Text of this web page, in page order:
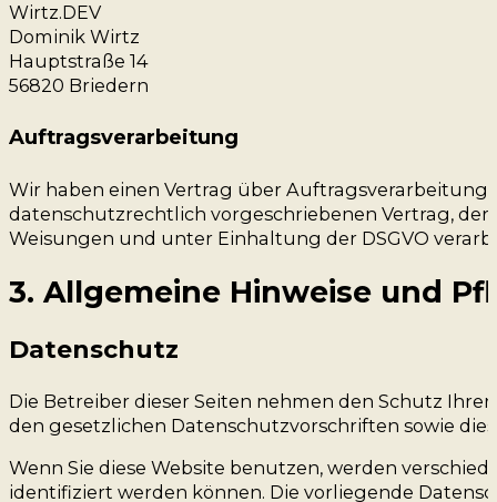
Wirtz.DEV
Dominik Wirtz
Hauptstraße 14
56820 Briedern
Auftragsverarbeitung
Wir haben einen Vertrag über Auftragsverarbeitung
datenschutzrechtlich vorgeschriebenen Vertrag,
Weisungen und unter Einhaltung der DSGVO
3. Allgemeine Hinweise und
Datenschutz
Die Betreiber dieser Seiten nehmen den Schutz
den gesetzlichen Datenschutzvorschriften sowie
Wenn Sie diese Website benutzen, werden
identifiziert werden können. Die vorliegende